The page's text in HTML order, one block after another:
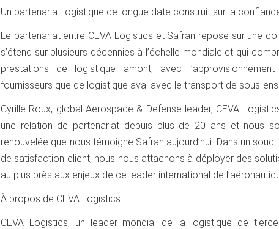
Un partenariat logistique de longue date construit sur la
Le partenariat entre CEVA Logistics et Safran repose sur une
s’étend sur plusieurs décennies à l’échelle mondiale et qui
prestations de logistique amont, avec
fournisseurs que de logistique aval avec le transport de sous-
Cyrille Roux, global Aerospace & Defense leader, CEVA
une relation de partenariat depuis plus de 20 ans et nous
renouvelée que nous témoigne Safran aujourd’hui. Dans un
de satisfaction client, nous nous attachons à déployer des
au plus près aux enjeux de ce leader international de
À propos de CEVA Logistics
CEVA Logistics, un leader mondial de la logistique de